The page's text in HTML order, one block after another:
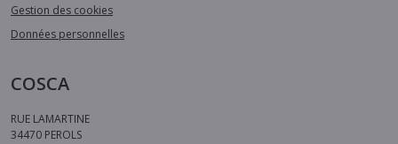
Gestion des cookies
Données personnelles
COSCA
RUE LAMARTINE
34470 PEROLS